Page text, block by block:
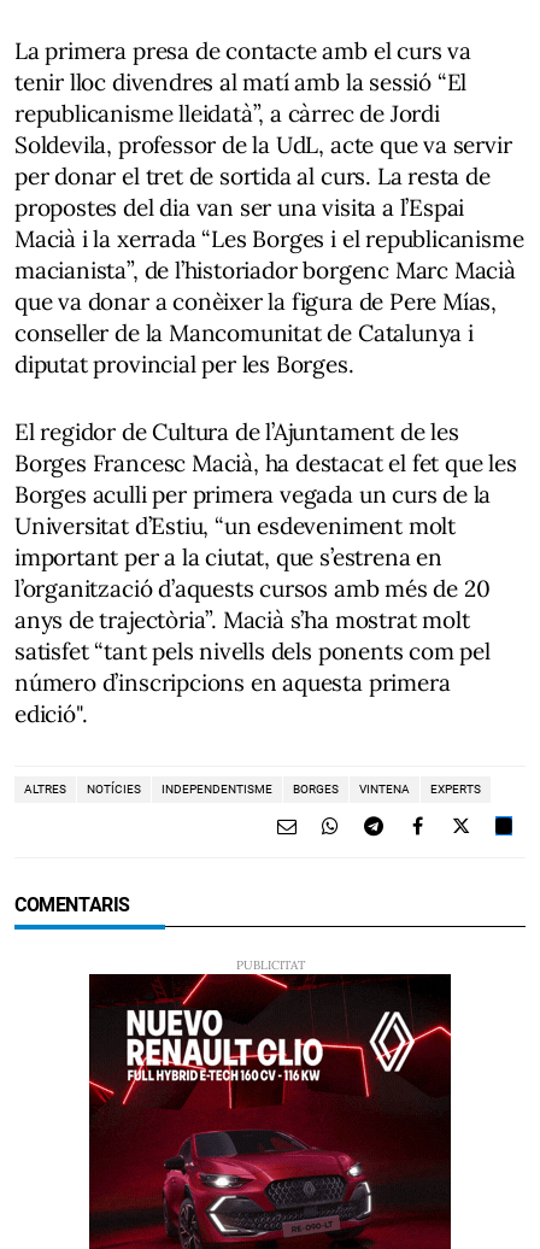
La primera presa de contacte amb el curs va
tenir lloc divendres al matí amb la sessió “El
republicanisme lleidatà”, a càrrec de Jordi
Soldevila, professor de la UdL, acte que va servir
per donar el tret de sortida al curs. La resta de
propostes del dia van ser una visita a l’Espai
Macià i la xerrada “Les Borges i el republicanisme
macianista”, de l’historiador borgenc Marc Macià
que va donar a conèixer la figura de Pere Mías,
conseller de la Mancomunitat de Catalunya i
diputat provincial per les Borges.
El regidor de Cultura de l’Ajuntament de les
Borges Francesc Macià, ha destacat el fet que les
Borges aculli per primera vegada un curs de la
Universitat d’Estiu, “un esdeveniment molt
important per a la ciutat, que s’estrena en
l’organització d’aquests cursos amb més de 20
anys de trajectòria”. Macià s’ha mostrat molt
satisfet “tant pels nivells dels ponents com pel
número d’inscripcions en aquesta primera
edició".
ALTRES NOTÍCIES INDEPENDENTISME BORGES VINTENA EXPERTS
COMENTARIS